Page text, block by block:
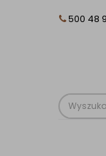
500 48